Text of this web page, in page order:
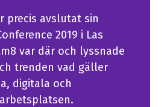
lästid I minuter:
precis avslutat sin
2019 i Las
var där och lyssnade
trenden vad gäller
digitala och